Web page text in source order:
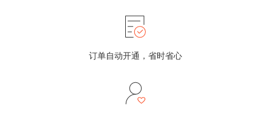
订单自动开通，省时省心